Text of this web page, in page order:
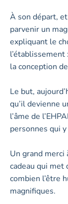
À son départ,
parvenir un
expliquant le
l’établissement
la conception
Le but,
qu’il devienne
l’âme de
personnes qui
Un grand merci
cadeau qui
combien l’être
magnifiques.